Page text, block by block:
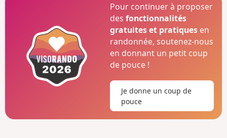
Pour continuer à proposer
desfonctionnalités
gratuites et pratiques en
randonnée, soutenez-nous
en donnant un petit coup
de pouce !
Je donne un coup de
pouce